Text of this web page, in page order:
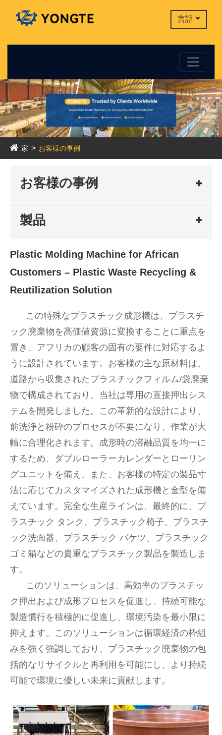
言語
家 お客様の事例
お客様の事例
製品
Plastic Molding Machine for African
Customers – Plastic Waste Recycling &
Reutilization Solution
この特殊なプラスチック成形機は、プラスチ
ック廃棄物を高価値資源に変換することに重点を
置き、アフリカの顧客の固有の要件に対応するよ
うに設計されています。お客様の主な原材料は、
道路から収集されたプラスチックフィルム/袋廃棄
物で構成されており、当社は専用の直接押出シス
テムを開発しました。この革新的な設計により、
前洗浄と粉砕のプロセスが不要になり、作業が大
幅に合理化されます。成形時の溶融品質を均一に
するため、ダブルローラーカレンダーとローリン
グユニットを備え、また、お客様の特定の製品寸
法に応じてカスタマイズされた成形機と金型を備
えています。完全な生産ラインは、最終的に、プ
ラスチック タンク、プラスチック椅子、プラスチ
ック洗面器、プラスチック バケツ、プラスチック
ゴミ箱などの貴重なプラスチック製品を製造しま
す。
このソリューションは、高効率のプラスチッ
ク押出および成形プロセスを促進し、持続可能な
製造慣行を積極的に促進し、環境汚染を最小限に
抑えます。このソリューションは循環経済の枠組
みを強く強調しており、プラスチック廃棄物の包
括的なリサイクルと再利用を可能にし、より持続
可能で環境に優しい未来に貢献します。